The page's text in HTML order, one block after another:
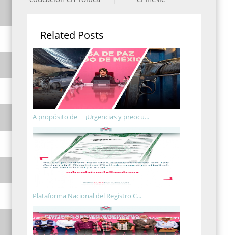
Related Posts
A propósito de… ¡Urgencias y preocu...
Plataforma Nacional del Registro C...